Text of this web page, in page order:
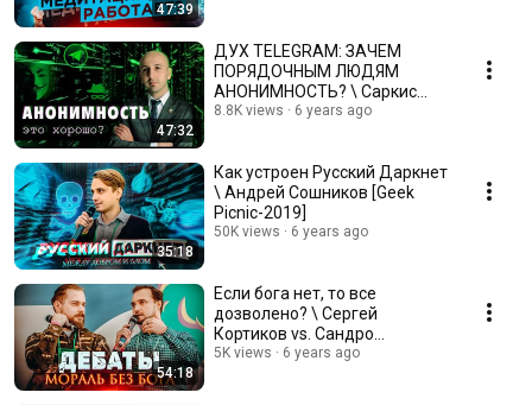
47:39
47:32
ДУХ TELEGRAM: ЗАЧЕМ
ПОРЯДОЧНЫМ ЛЮДЯМ
АНОНИМНОСТЬ? \ Саркис
Дарбинян [Geek Picnic-2019]
8.8K views 6 years ago
35:18
Как устроен Русский Даркнет
\ Андрей Сошников [Geek
Picnic-2019]
50K views 6 years ago
54:18
Если бога нет, то все
дозволено? \ Сергей
Кортиков vs. Сандро
Пантелеев [Geek Picnic-2019]
5K views 6 years ago